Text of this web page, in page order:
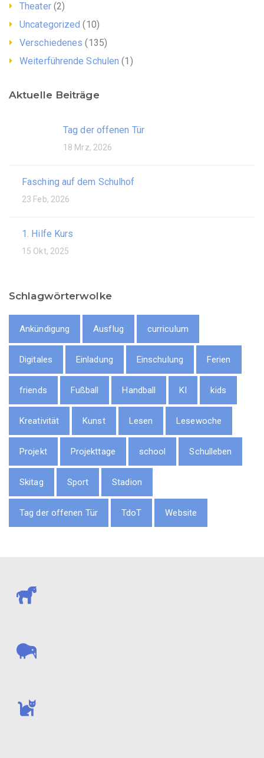
Theater(2)
Uncategorized (10)
Verschiedenes (135)
Weiterführende Schulen (1)
Aktuelle Beiträge
Tag der offenen Tür
18 Mrz, 2026
Fasching auf dem Schulhof
23 Feb, 2026
1. Hilfe Kurs
15 Okt, 2025
Schlagwörterwolke
Ankündigung Ausflug curriculum
Digitales Einladung Einschulung Ferien
friends Fußball Handball KI kids
Kreativität Kunst Lesen Lesewoche
Projekt Projekttage school Schulleben
Skitag Sport Stadion
Tag der offenen Tür TdoT Website